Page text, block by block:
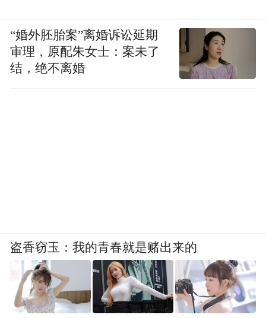
“婚外胚胎案”离婚诉讼延期
审理，原配朱女士：案未了
结，绝不离婚
盗香窃玉：我的青春就是赌出来的